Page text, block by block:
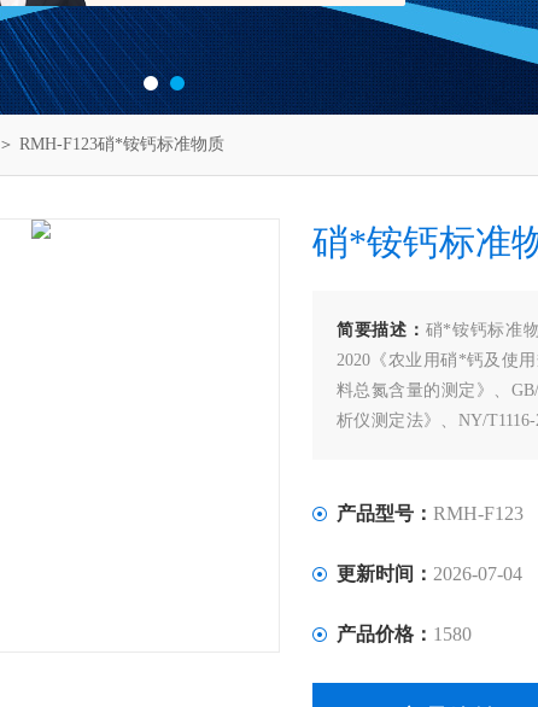
＞ RMH-F123硝*铵钙标准物质
硝*铵钙标准
简要描述： 硝*铵钙标准
2020《农业用硝*钙及使
料总氮含量的测定》、
析仪测定法》、NY/
产品型号： RMH-F123
更新时间： 2026-07-04
产品价格： 1580